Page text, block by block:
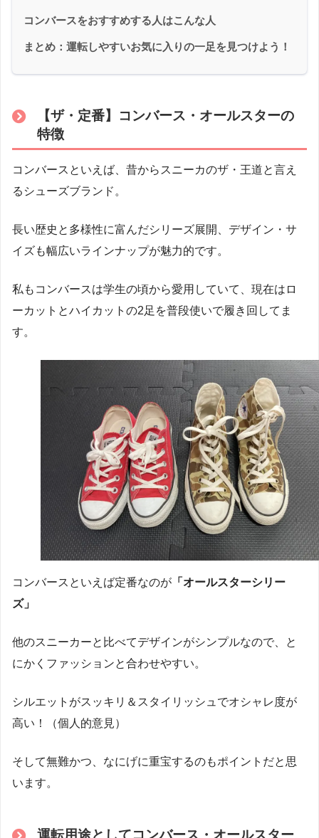
コンバースをおすすめする人はこんな人
まとめ：運転しやすいお気に入りの一足を見つけよう！
【ザ・定番】コンバース・オールスターの
特徴
コンバースといえば、昔からスニーカのザ・王道と言え
るシューズブランド。
長い歴史と多様性に富んだシリーズ展開、デザイン・サ
イズも幅広いラインナップが魅力的です。
私もコンバースは学生の頃から愛用していて、現在はロ
ーカットとハイカットの2足を普段使いで履き回してま
す。
コンバースといえば定番なのが 「オールスターシリー
ズ」
他のスニーカーと比べてデザインがシンプルなので、と
にかくファッションと合わせやすい。
シルエットがスッキリ＆スタイリッシュでオシャレ度が
高い！（個人的意見）
そして無難かつ、なにげに重宝するのもポイントだと思
います。
運転用途としてコンバース・オールスター